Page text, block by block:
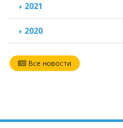
2021
2020
Все новости